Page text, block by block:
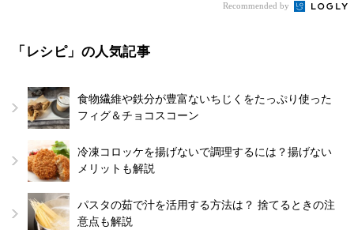
Recommended by
「レシピ」の人気記事
食物繊維や鉄分が豊富ないちじくをたっぷり使った
フィグ＆チョコスコーン
冷凍コロッケを揚げないで調理するには？揚げない
メリットも解説
パスタの茹で汁を活用する方法は？ 捨てるときの注
意点も解説